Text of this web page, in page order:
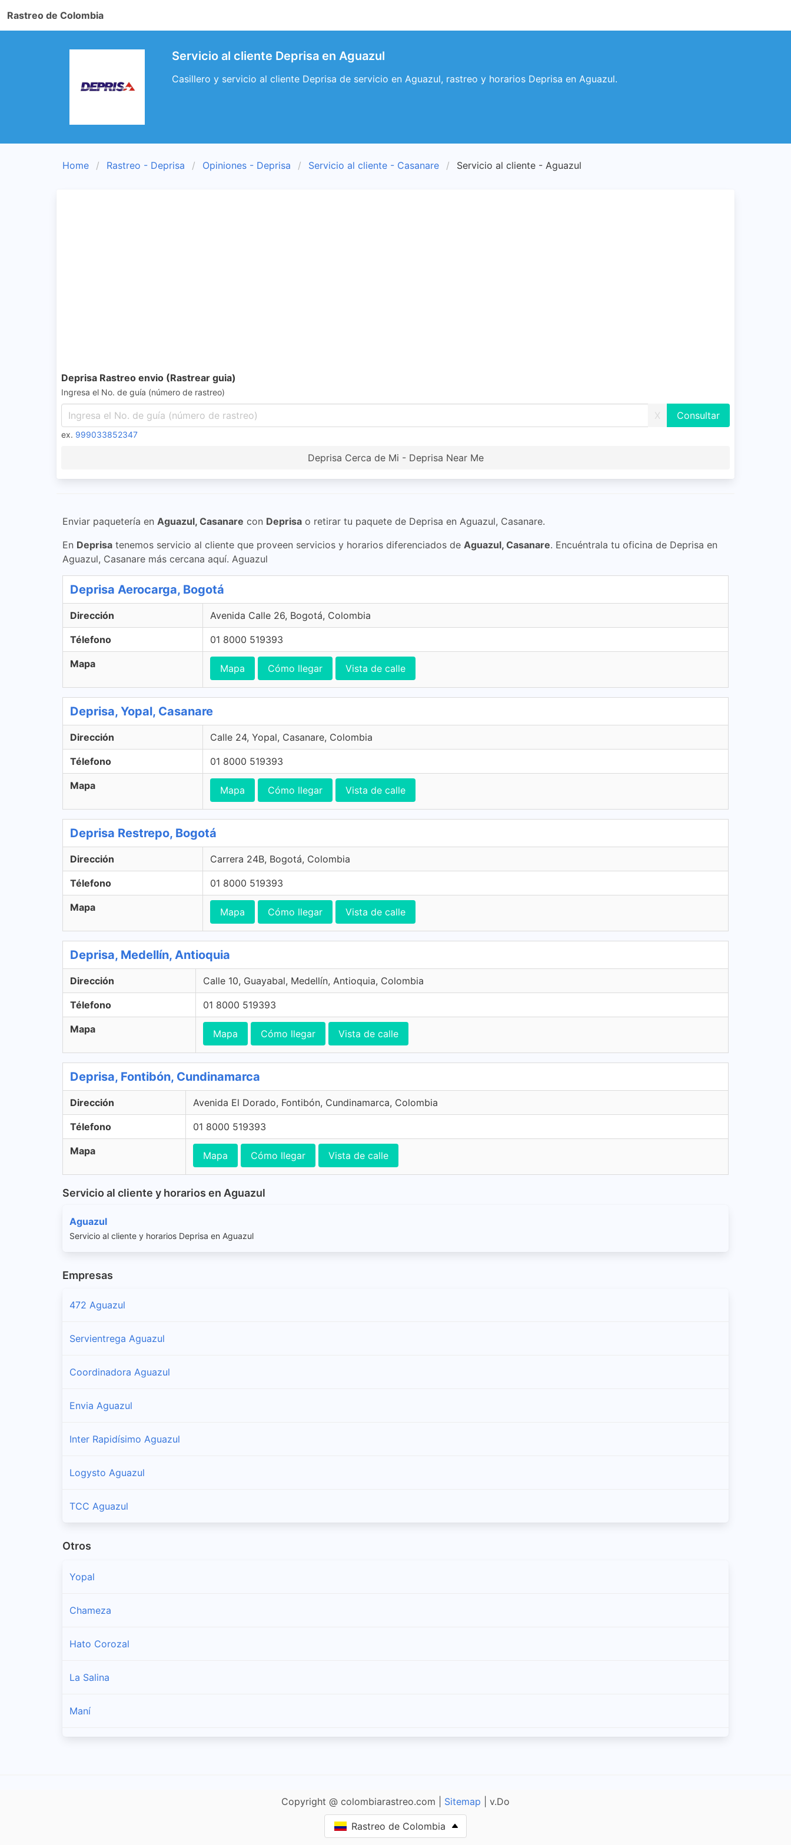
Rastreo de Colombia
Servicio al cliente Deprisa en Aguazul
Casillero y servicio al cliente Deprisa de servicio en Aguazul, rastreo y horarios Deprisa en Aguazul.
Home Rastreo - Deprisa Opiniones - Deprisa Servicio al cliente - Casanare Servicio al cliente - Aguazul
Deprisa Rastreo envio (Rastrear guia)
Ingresa el No. de guía (número de rastreo)
X
ex. 999033852347
Deprisa Cerca de Mi - Deprisa Near Me
Enviar paquetería en Aguazul, Casanare con Deprisa o retirar tu paquete de Deprisa en Aguazul, Casanare.
En Deprisa tenemos servicio al cliente que proveen servicios y horarios diferenciados de Aguazul, Casanare. Encuéntrala tu oficina de Deprisa en
Aguazul, Casanare más cercana aquí. Aguazul
Deprisa Aerocarga, Bogotá
Dirección Avenida Calle 26, Bogotá, Colombia
Télefono 01 8000 519393
Mapa Mapa Cómo llegar Vista de calle
Deprisa, Yopal, Casanare
Dirección Calle 24, Yopal, Casanare, Colombia
Télefono 01 8000 519393
Mapa Mapa Cómo llegar Vista de calle
Deprisa Restrepo, Bogotá
Dirección Carrera 24B, Bogotá, Colombia
Télefono 01 8000 519393
Mapa Mapa Cómo llegar Vista de calle
Deprisa, Medellín, Antioquia
Dirección Calle 10, Guayabal, Medellín, Antioquia, Colombia
Télefono 01 8000 519393
Mapa Mapa Cómo llegar Vista de calle
Deprisa, Fontibón, Cundinamarca
Dirección Avenida El Dorado, Fontibón, Cundinamarca, Colombia
Télefono 01 8000 519393
Mapa Mapa Cómo llegar Vista de calle
Servicio al cliente y horarios en Aguazul
Aguazul
Servicio al cliente y horarios Deprisa en Aguazul
Empresas
472 Aguazul
Servientrega Aguazul
Coordinadora Aguazul
Envia Aguazul
Inter Rapidísimo Aguazul
Logysto Aguazul
TCC Aguazul
Otros
Yopal
Chameza
Hato Corozal
La Salina
Maní
Copyright @ colombiarastreo.com | Sitemap | v.Do
Rastreo de Colombia